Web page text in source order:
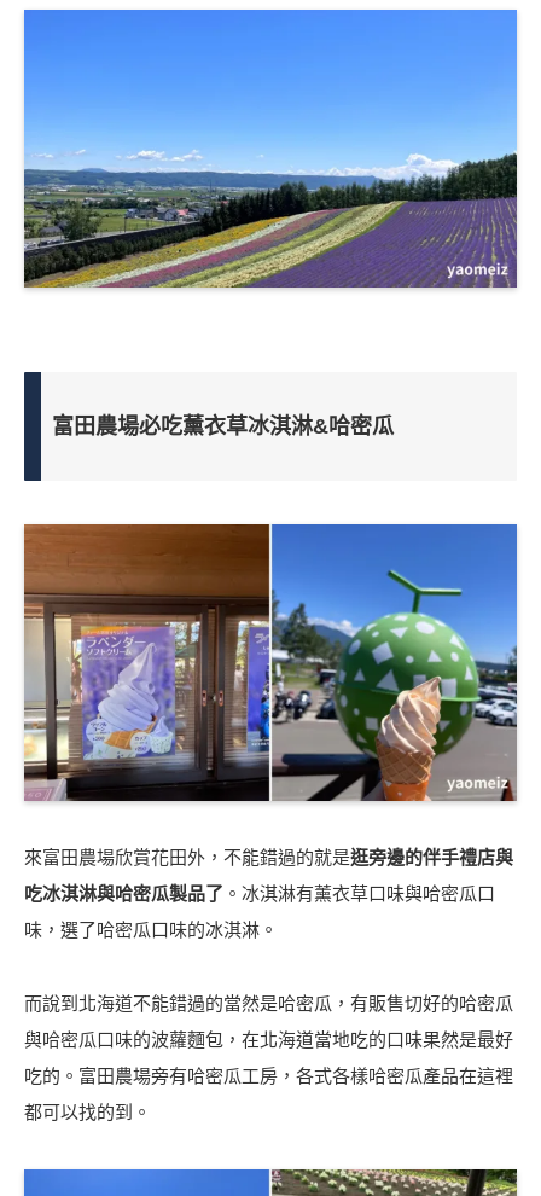
富田農場必吃薰衣草冰淇淋&哈密瓜
來富田農場欣賞花田外，不能錯過的就是逛旁邊的伴手禮店與
吃冰淇淋與哈密瓜製品了 。冰淇淋有薰衣草口味與哈密瓜口
味，選了哈密瓜口味的冰淇淋。
而說到北海道不能錯過的當然是哈密瓜，有販售切好的哈密瓜
與哈密瓜口味的波蘿麵包，在北海道當地吃的口味果然是最好
吃的。富田農場旁有哈密瓜工房，各式各樣哈密瓜產品在這裡
都可以找的到。